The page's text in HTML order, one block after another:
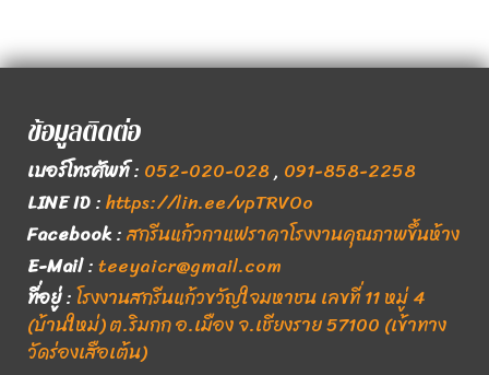
ข้อมูลติดต่อ
เบอร์โทรศัพท์: 052-020-028, 091-858-2258
LINE ID:https://lin.ee/vpTRVOo
Facebook:สกรีนแก้วกาแฟราคาโรงงานคุณภาพขึ้นห้าง
E-Mail:teeyaicr@gmail.com
ที่อยู่:โรงงานสกรีนแก้วขวัญใจมหาชน เลขที่ 11 หมู่ 4
(บ้านใหม่) ต.ริมกก อ.เมือง จ.เชียงราย 57100 (เข้าทาง
วัดร่องเสือเต้น)